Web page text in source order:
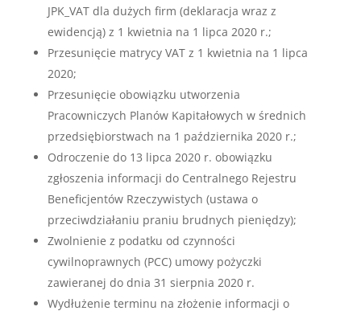
JPK_VAT dla dużych firm (deklaracja wraz z
ewidencją) z 1 kwietnia na 1 lipca 2020 r.;
Przesunięcie matrycy VAT z 1 kwietnia na 1 lipca
2020;
Przesunięcie obowiązku utworzenia
Pracowniczych Planów Kapitałowych w średnich
przedsiębiorstwach na 1 października 2020 r.;
Odroczenie do 13 lipca 2020 r. obowiązku
zgłoszenia informacji do Centralnego Rejestru
Beneficjentów Rzeczywistych (ustawa o
przeciwdziałaniu praniu brudnych pieniędzy);
Zwolnienie z podatku od czynności
cywilnoprawnych (PCC) umowy pożyczki
zawieranej do dnia 31 sierpnia 2020 r.
Wydłużenie terminu na złożenie informacji o